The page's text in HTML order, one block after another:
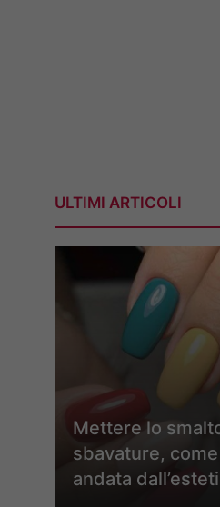
ULTIMI ARTICOLI
Mettere lo
sbavature,
andata